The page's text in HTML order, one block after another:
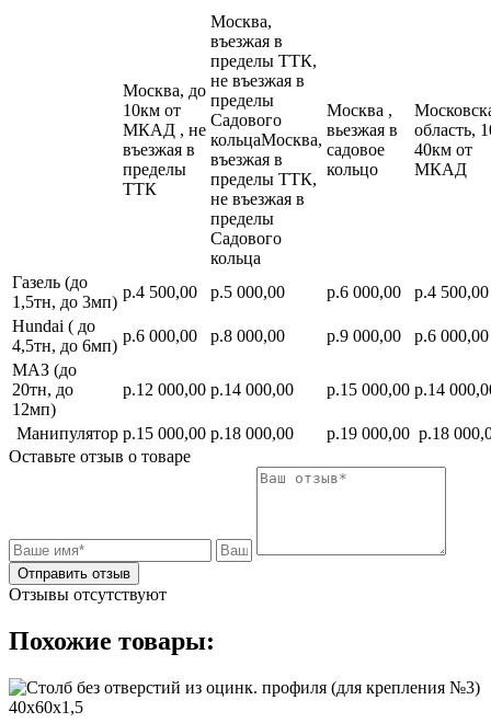
Москва, до
10км от
МКАД , не
въезжая в
пределы
ТТК
Москва,
въезжая в
пределы ТТК,
не въезжая в
пределы
Садового
кольцаМосква,
въезжая в
пределы ТТК,
не въезжая в
пределы
Садового
кольца
Москва ,
вьезжая в
садовое
кольцо
область,
40км от
МКАД
Газель (до
1,5тн, до 3мп)
р.4 500,00 р.5 000,00 р.6 000,00
р.4 500,00
Hundai ( до
4,5тн, до 6мп)
р.6 000,00 р.8 000,00 р.9 000,00
р.6 000,00
МАЗ (до
20тн, до
12мп)
р.12 000,00 р.14 000,00 р.15 000,00 р.14
Манипулятор р.15 000,00 р.18 000,00 р.19 000,00 р.18
Оставьте отзыв о товаре
Отправить отзыв
Отзывы отсутствуют
Похожие товары: